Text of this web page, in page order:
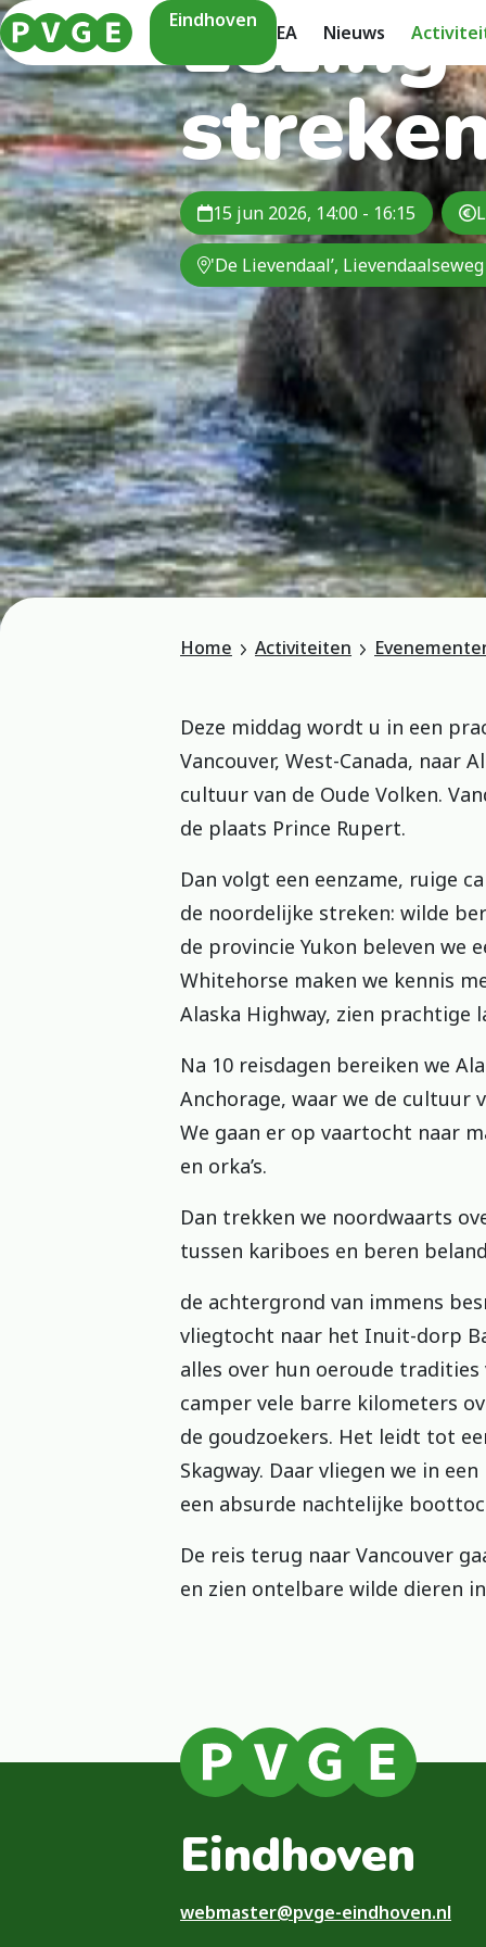
Eindhoven
EA Nieuws
15 jun 2026, 14:00 - 16:15
'De Lievendaal’,
Home Activiteiten
Deze middag wordt u in een
Vancouver, West-Canada, naar
cultuur van de Oude Volken.
de plaats Prince Rupert.
Dan volgt een eenzame, ruige
de noordelijke streken: wilde
de provincie Yukon beleven we
Whitehorse maken we kennis
Alaska Highway, zien prachtige
Na 10 reisdagen bereiken we
Anchorage, waar we de cultuur
We gaan er op vaartocht naar
en orka’s.
Dan trekken we noordwaarts
tussen kariboes en beren
de achtergrond van immens
vliegtocht naar het Inuit-dorp
alles over hun oeroude
camper vele barre kilometers
de goudzoekers. Het leidt tot
Skagway. Daar vliegen we in
een absurde nachtelijke
De reis terug naar Vancouver
en zien ontelbare wilde dieren
Eindhoven
webmaster@pvge-eindhoven.nl